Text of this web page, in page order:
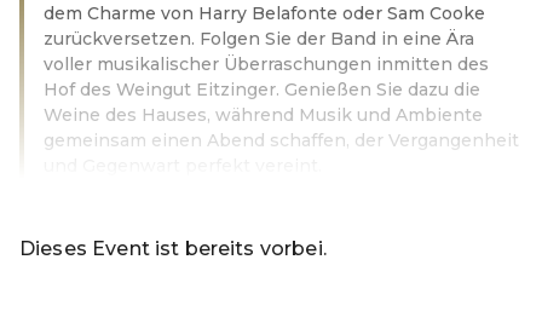
dem Charme von Harry Belafonte oder Sam Cooke
zurückversetzen. Folgen Sie der Band in eine Ära
voller musikalischer Überraschungen inmitten des
Hof des Weingut Eitzinger. Genießen Sie dazu die
Weine des Hauses, während Musik und Ambiente
gemeinsam einen Abend schaffen, der Vergangenheit
Dieses Event ist bereits vorbei.